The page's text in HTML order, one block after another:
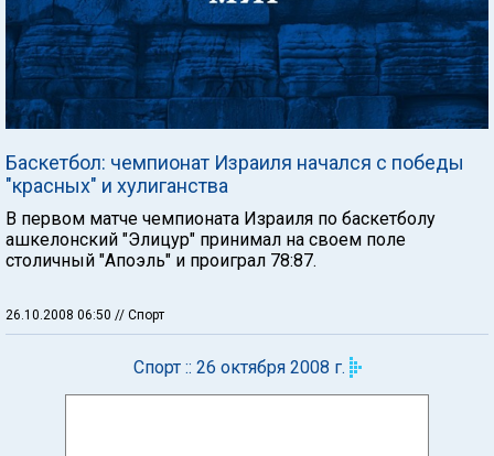
Баскетбол: чемпионат Израиля начался с победы
"красных" и хулиганства
В первом матче чемпионата Израиля по баскетболу
ашкелонский "Элицур" принимал на своем поле
столичный "Апоэль" и проиграл 78:87.
26.10.2008 06:50 // Спорт
Спорт :: 26 октября 2008 г.